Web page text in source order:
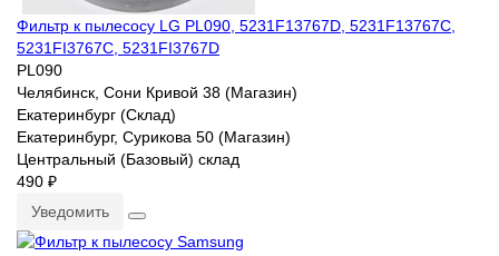
Фильтр к пылесосу LG PL090, 5231F13767D, 5231F13767C,
5231FI3767C, 5231FI3767D
PL090
Челябинск, Сони Кривой 38 (Магазин)
Екатеринбург (Склад)
Екатеринбург, Сурикова 50 (Магазин)
Центральный (Базовый) склад
490 ₽
Уведомить